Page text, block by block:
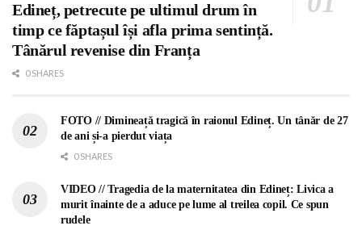
Edineț, petrecute pe ultimul drum în
timp ce făptașul își afla prima sentință.
Tânărul revenise din Franța
0 SHARES
FOTO // Dimineață tragică în raionul Edineț. Un tânăr de 27
de ani și-a pierdut viața
0 SHARES
VIDEO // Tragedia de la maternitatea din Edineț: Livica a
murit înainte de a aduce pe lume al treilea copil. Ce spun
rudele